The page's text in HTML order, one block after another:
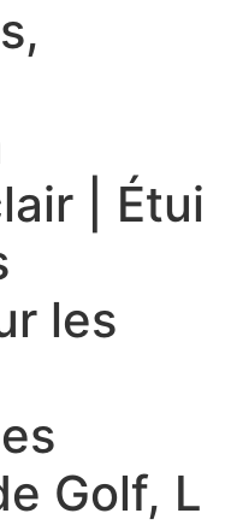
| Étui
les
Golf, L